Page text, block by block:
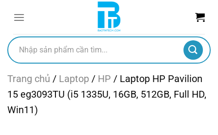
dungTìm
kiếm:
Trang chủ / Laptop / HP / Laptop HP Pavilion
15 eg3093TU (i5 1335U, 16GB, 512GB, Full HD,
Win11)